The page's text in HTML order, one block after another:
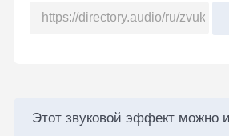
Этот звуковой эффект можно